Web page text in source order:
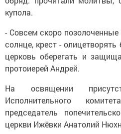
купола.
- Совсем скоро позолоченные
солнце, крест -
церковь оберегать и
протоиерей Андрей.
На освящении
Исполнительного
председатель
церкви Ижёвки Анатолий